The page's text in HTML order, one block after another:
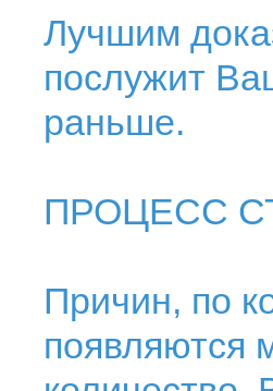
Лучшим
послужит
раньше.
ПРОЦЕСС
Причин, по
появляются